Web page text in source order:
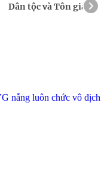
Dân tộc và Tôn giáo